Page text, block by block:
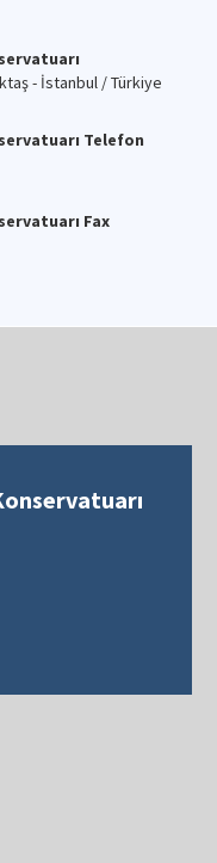
- İstanbul / Türkiye
Telefon
Fax